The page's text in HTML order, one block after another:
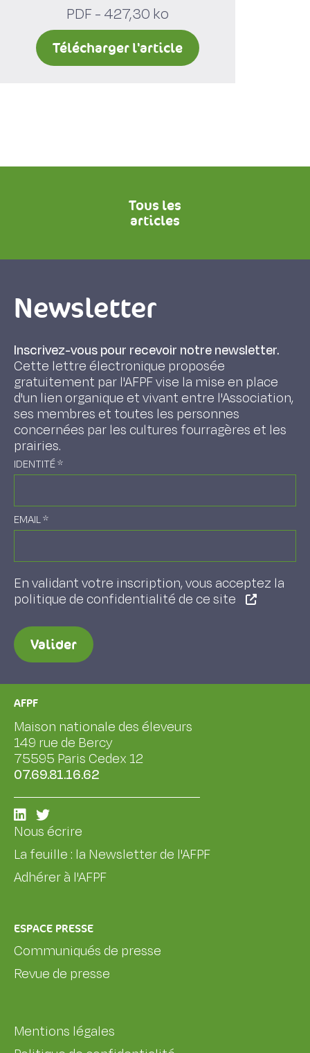
PDF - 427,30 ko
Télécharger l'article
Tous les
articles
Newsletter
Inscrivez-vous pour recevoir notre newsletter.
Cette lettre électronique proposée
gratuitement par l'AFPF vise la mise en place
d'un lien organique et vivant entre l'Association,
ses membres et toutes les personnes
concernées par les cultures fourragères et les
prairies.
IDENTITÉ*
EMAIL*
En validant votre inscription, vous acceptez la
politique de confidentialité de ce site
Valider
AFPF
Maison nationale des éleveurs
149 rue de Bercy
75595 Paris Cedex 12
07.69.81.16.62
Nous écrire
La feuille : la Newsletter de l'AFPF
Adhérer à l'AFPF
ESPACE PRESSE
Communiqués de presse
Revue de presse
Mentions légales